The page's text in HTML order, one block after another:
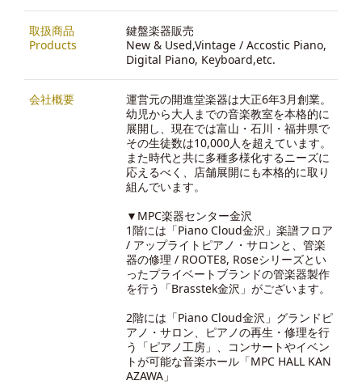
取扱商品
Products
鍵盤楽器販売
New & Used,Vintage / Accostic Piano,
Digital Piano, Keyboard,etc.
会社概要
運営元の開進堂楽器は大正6年3月創業。
幼児から大人までの音楽教室を本格的に
展開し、現在では富山・石川・福井県で
その生徒数は10,000人を超えています。
また時代と共に多種多様化するニーズに
応えるべく、店舗展開にも本格的に取り
組んでいます。
▼MPC楽器センター金沢
1階には「Piano Cloud金沢」楽譜フロア
/ アップライトピアノ・サロンと、管楽
器の修理 / ROOTE8, Roseシリーズとい
ったプライベートブランドの管楽器製作
を行う「Brasstek金沢」がございます。
2階には「Piano Cloud金沢」グランドピ
アノ・サロン、ピアノの再生・修理を行
う「ピアノ工房」、コンサートやイベン
トが可能な音楽ホール「MPC HALL KAN
AZAWA」